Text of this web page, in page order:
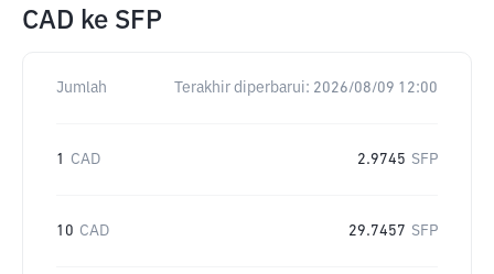
CAD ke SFP
Jumlah Terakhir diperbarui: 2026/08/09 12:00
1 CAD 2.9745 SFP
10 CAD 29.7457 SFP